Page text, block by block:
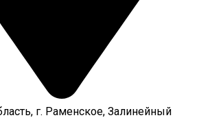
г. Раменское, Залинейный